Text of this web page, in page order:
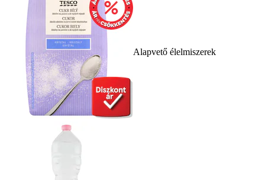
Alapvető élelmiszerek